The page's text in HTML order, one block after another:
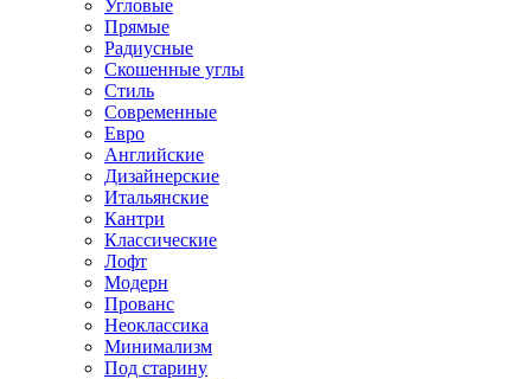
Угловые
Прямые
Радиусные
Скошенные углы
Стиль
Современные
Евро
Английские
Дизайнерские
Итальянские
Кантри
Классические
Лофт
Модерн
Прованс
Неоклассика
Минимализм
Под старину